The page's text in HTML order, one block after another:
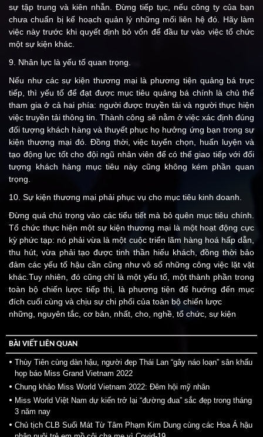
sự tập trung và kiên nhẫn. Đừng tiếp tục, nếu công ty của bạn
chưa chuẩn bị kế hoạch quản lý những mối liên hệ đó. Hãy làm
việc này trước khi quyết định bỏ vốn để đầu tư vào việc tổ chức
một sự kiện khác.
9. Nhân lực là yếu tố quan trọng.
Nếu như các sự kiện thương mại là phương tiện quảng bá trực
tiếp, thì yếu tố để đạt được mục tiêu quảng bá chính là chủ thể
tham gia ở cả hai phía: người được truyền tải và người thực hiện
việc truyền tải thông tin. Thành công sẽ nằm ở việc xác định đúng
đối tượng khách hàng và thuyết phục họ hưởng ứng bạn trong sự
kiện thương mại đó. Đồng thời, việc tuyển chọn, huấn luyện và
tạo động lực tốt cho đội ngũ nhân viên để có thể giao tiếp với đối
tượng khách hàng mục tiêu này cũng không kém phần quan
trọng.
10. Sự kiện thương mại phải phục vụ cho mục tiêu kinh doanh.
Đừng quá chú trọng vào các tiểu tiết mà bỏ quên mục tiêu chính.
Tổ chức thực hiện một sự kiện thương mại là một hoạt động cực
kỳ phức tạp: nó phải vừa là một cuộc triển lãm hàng hoá hấp dẫn,
thu hút, vừa phải tạo được tinh thần hiếu khách, đồng thời bảo
đảm các yếu tố hậu cần cũng như vô số những công việc lặt vặt
khác.Tuy nhiên, đó cũng chỉ là một yếu tố, một thành phần trong
toàn bộ chiến lược tiếp thị, là phương tiện để hướng đến mục
đích cuối cùng và chịu sự chi phối của toàn bộ chiến lược
những, nguyên tắc, cơ bản, nhất, cho, nghề, tổ chức, sự kiện
BÀI VIẾT LIÊN QUAN
Thùy Tiên cùng dàn hậu, người đẹp Thái Lan “gây náo loạn” sân khấu
họp báo Miss Grand Vietnam 2022
Chung khảo Miss World Vietnam 2022: Đêm hội mỹ nhân
Miss World Việt Nam dự kiến trở lại “đường đua” sắc đẹp trong tháng
3 năm nay
Chủ tịch CLB Suối Mát Từ Tâm Phạm Kim Dung cùng các Hoa Á hậu